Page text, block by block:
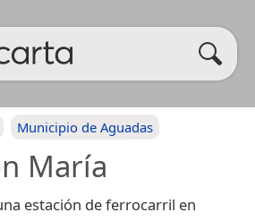
Municipio de Aguadas
María
estación de ferrocarril en